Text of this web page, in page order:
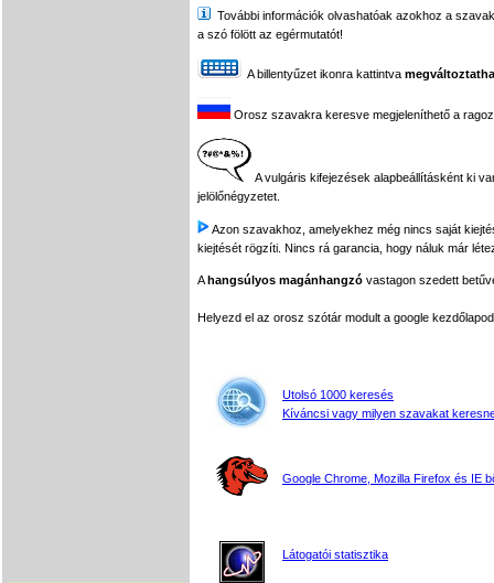
További információk olvashatóak azokhoz a
a szó fölött az egérmutatót!
A billentyűzet ikonra kattintva
Orosz szavakra keresve megjeleníthető a
A vulgáris kifejezések alapbeállításként ki
jelölőnégyzetet.
Azon szavakhoz, amelyekhez még nincs saját
kiejtését rögzíti. Nincs rá garancia, hogy náluk már
Ahangsúlyos magánhangzó vastagon szedett
Helyezd el az orosz szótár modult a google
Utolsó 1000 keresés
Kíváncsi vagy milyen szavakat
Google Chrome, Mozilla Firefox és IE
Látogatói statisztika